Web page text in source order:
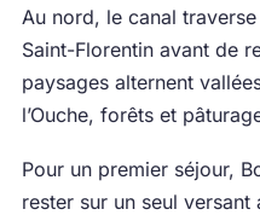
Au nord, le canal
Saint-Florentin avant de
paysages alternent
l’Ouche, forêts et
Pour un premier séjour,
rester sur un seul